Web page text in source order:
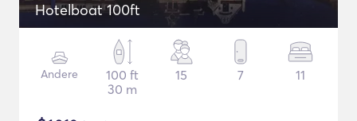
Hotelboat 100ft
Andere
100 ft
30 m
15 7 11